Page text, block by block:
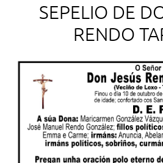
SEPELIO DE
RENDO